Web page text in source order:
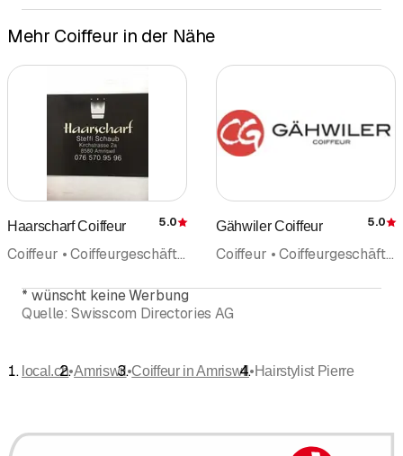
Mehr Coiffeur in der Nähe
Haarscharf Coiffeur Bewertung
5.0
Coiffeur • Coiffeurgeschäft • Make-up • Hochzeit • Haarpflege
Gähwiler Coiffeur 5.0
Coiffeur • Coiffeurgeschäft • Make-up • Haarpflege • Kosmetische Produkte
* wünscht keine Werbung
Quelle: Swisscom Directories AG
local.ch•Amriswil•Coiffeur in Amriswil•Hairstylist Pierre